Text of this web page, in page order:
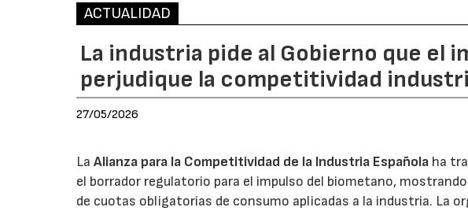
ACTUALIDAD
La industria pide al Gobierno que el
perjudique la competitividad
27/05/2026
LaAlianza para la Competitividad de la Industria Española ha
el borrador regulatorio para el impulso del biometano,
de cuotas obligatorias de consumo aplicadas a la industria. La